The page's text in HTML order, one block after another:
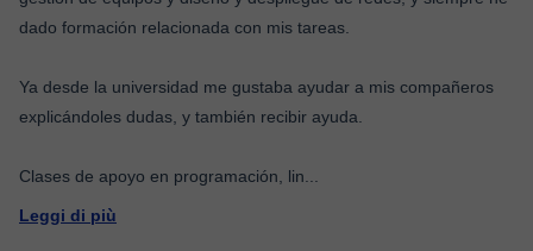
dado formación relacionada con mis tareas.
Ya desde la universidad me gustaba ayudar a mis compañeros
explicándoles dudas, y también recibir ayuda.
Clases de apoyo en programación, lin
Leggi di più